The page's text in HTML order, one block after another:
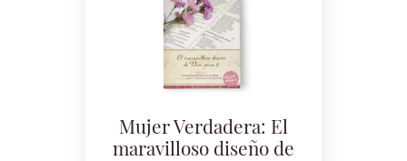
Mujer Verdadera: El
maravilloso diseño de